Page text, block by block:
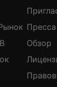
Пресса
Обзор